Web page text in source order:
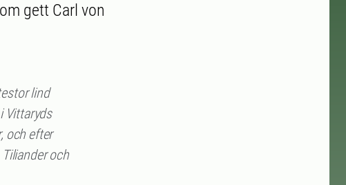
gett Carl von
lind
Vittaryds
och efter
och